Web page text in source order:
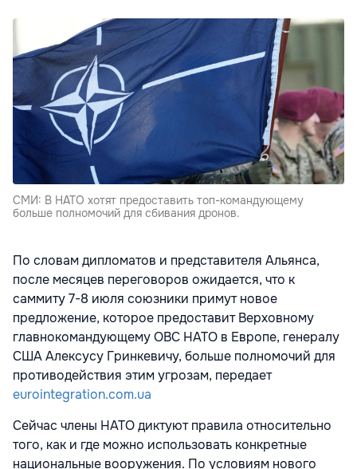
СМИ: В НАТО хотят предоставить топ-командующему
больше полномочий для сбивания дронов.
По словам дипломатов и представителя Альянса,
после месяцев переговоров ожидается, что к
саммиту 7-8 июля союзники примут новое
предложение, которое предоставит Верховному
главнокомандующему ОВС НАТО в Европе, генералу
США Алексусу Гринкевичу, больше полномочий для
противодействия этим угрозам, передает
eurointegration.com.ua
Сейчас члены НАТО диктуют правила относительно
того, как и где можно использовать конкретные
национальные вооружения. По условиям нового